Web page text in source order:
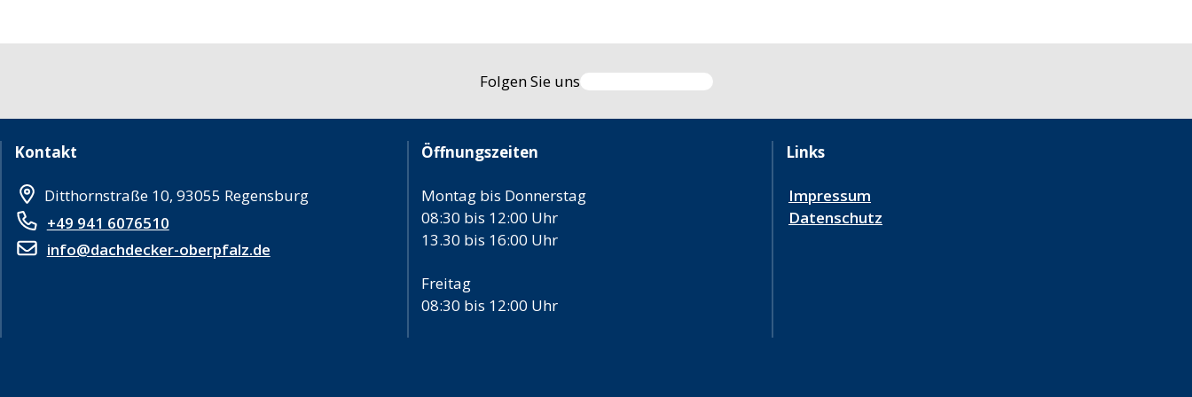
Folgen Sie uns
Kontakt
Ditthornstraße 10, 93055 Regensburg
+49 941 6076510
info@dachdecker-oberpfalz.de
Öffnungszeiten
Montag bis Donnerstag
08:30 bis 12:00 Uhr
13.30 bis 16:00 Uhr
Freitag
08:30 bis 12:00 Uhr
Links
Impressum
Datenschutz